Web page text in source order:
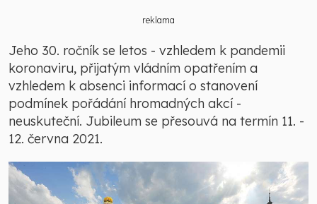
reklama
Jeho 30. ročník se letos - vzhledem k pandemii
koronaviru, přijatým vládním opatřením a
vzhledem k absenci informací o stanovení
podmínek pořádání hromadných akcí -
neuskuteční. Jubileum se přesouvá na termín 11. -
12. června 2021.